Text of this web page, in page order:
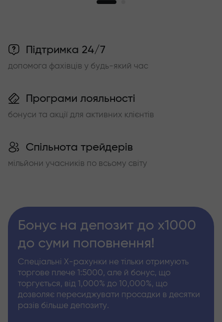
Підтримка 24/7
допомога фахівців у будь-який час
Програми лояльності
бонуси та акції для активних клієнтів
Спільнота трейдерів
мільйони учасників по всьому світу
Бонус на депозит до х1000
до суми поповнення!
Спеціальні Х-рахунки не тільки отримують
торгове плече 1:5000, але й бонус, що
торгується, від 1,000% до 10,000%, що
дозволяє пересиджувати просадки в десятки
разів більше депозиту.